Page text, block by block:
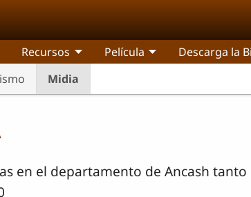
Midia
Recursos Película Descarga la
en el departamento de Ancash tanto